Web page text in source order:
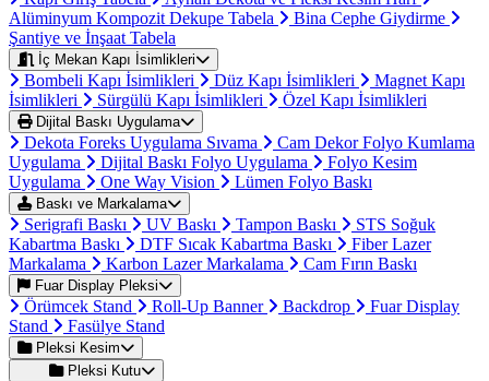
Alüminyum Kompozit Dekupe Tabela
Bina Cephe Giydirme
Şantiye ve İnşaat Tabela
İç Mekan Kapı İsimlikleri
Bombeli Kapı İsimlikleri Düz Kapı İsimlikleri
Magnet Kapı
İsimlikleri
Sürgülü Kapı İsimlikleri Özel Kapı İsimlikleri
Dijital Baskı Uygulama
Dekota Foreks Uygulama Sıvama
Cam Dekor Folyo Kumlama
Uygulama
Dijital Baskı Folyo Uygulama
Folyo Kesim
Uygulama
One Way Vision Lümen Folyo Baskı
Baskı ve Markalama
Serigrafi Baskı UV Baskı Tampon Baskı
STS Soğuk
Kabartma Baskı
DTF Sıcak Kabartma Baskı
Fiber Lazer
Markalama
Karbon Lazer Markalama Cam Fırın Baskı
Fuar Display Pleksi
Örümcek Stand Roll-Up Banner Backdrop
Fuar Display
Stand
Fasülye Stand
Pleksi Kesim
Pleksi Kutu